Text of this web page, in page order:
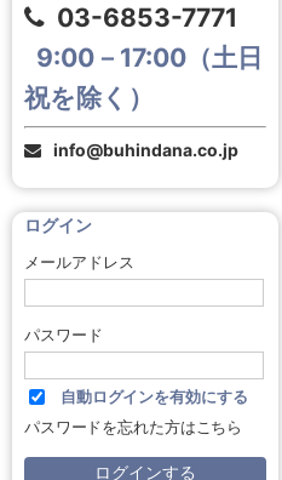
03-6853-7771
9:00－17:00（土日
祝を除く）
info@buhindana.co.jp
ログイン
メールアドレス
パスワード
自動ログインを有効にする
パスワードを忘れた方はこちら